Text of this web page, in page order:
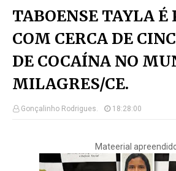
TABOENSE TAYLA É
COM CERCA DE
DE COCAÍNA NO
MILAGRES/CE.
Gonçalinho Rodrigues. 18:28:00
Mateerial